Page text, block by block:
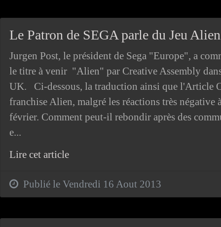
Le Patron de SEGA parle du Jeu
Jurgen Post, le président de Sega "Europe", a
le titre à venir "Alien" par Creative Assembly
UK. Ci-dessous, la traduction ainsi que l'Article
franchise Alien, malgré les réactions très
février. Comment peut-il rebondir après des
e...
Lire cet article
Publié le Vendredi 16 Aout 2013